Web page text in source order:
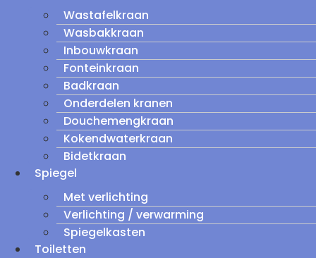
Wastafelkraan
Wasbakkraan
Inbouwkraan
Fonteinkraan
Badkraan
Onderdelen kranen
Douchemengkraan
Kokendwaterkraan
Bidetkraan
Spiegel
Met verlichting
Verlichting / verwarming
Spiegelkasten
Toiletten